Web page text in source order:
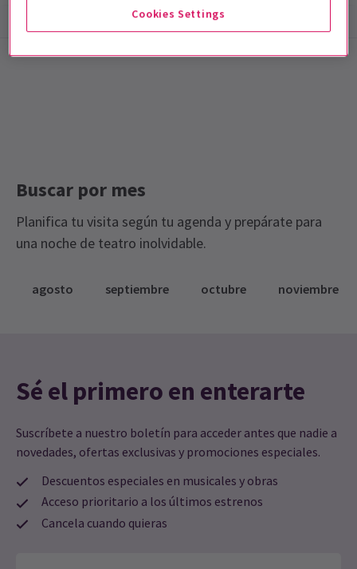
Buscar por mes
Planifica tu visita según tu agenda y prepárate para
una noche de teatro inolvidable.
agosto septiembre octubre noviembre
Sé el primero en enterarte
Suscríbete a nuestro boletín para acceder antes que nadie a
novedades, ofertas exclusivas y promociones especiales.
Descuentos especiales en musicales y obras
Acceso prioritario a los últimos estrenos
Cancela cuando quieras
Cookies Settings